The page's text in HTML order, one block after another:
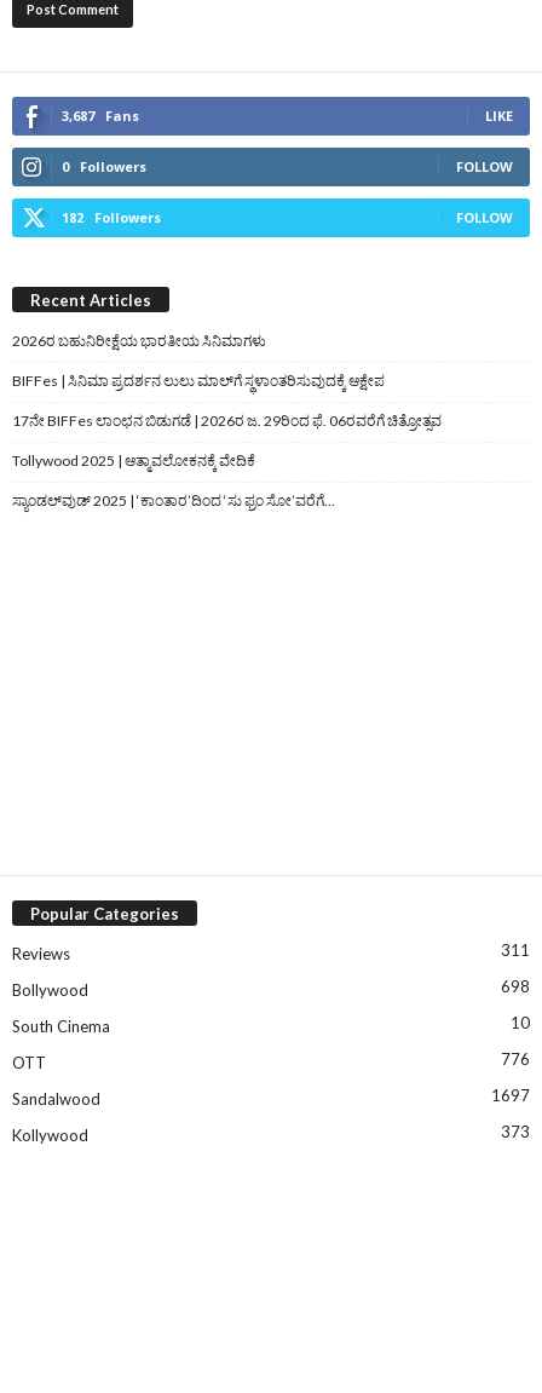
3,687 Fans LIKE
0 Followers FOLLOW
182 Followers FOLLOW
Recent Articles
2026ರ ಬಹುನಿರೀಕ್ಷೆಯ ಭಾರತೀಯ ಸಿನಿಮಾಗಳು
BIFFes | ಸಿನಿಮಾ ಪ್ರದರ್ಶನ ಲುಲು ಮಾಲ್‌ಗೆ ಸ್ಥಳಾಂತರಿಸುವುದಕ್ಕೆ ಆಕ್ಷೇಪ
17ನೇ BIFFes ಲಾಂಛನ ಬಿಡುಗಡೆ | 2026ರ ಜ. 29ರಿಂದ ಫೆ. 06ರವರೆಗೆ ಚಿತ್ರೋತ್ಸವ
Tollywood 2025 | ಆತ್ಮಾವಲೋಕನಕ್ಕೆ ವೇದಿಕೆ
ಸ್ಯಾಂಡಲ್‌ವುಡ್‌ 2025 | ‘ಕಾಂತಾರ’ದಿಂದ ‘ಸು ಫ್ರಂ ಸೋ’ವರೆಗೆ…
Popular Categories
Reviews 311
Bollywood 698
South Cinema 10
OTT 776
Sandalwood 1697
Kollywood 373